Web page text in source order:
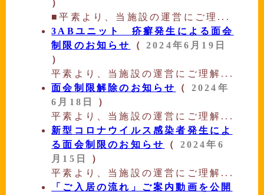
）
■平素より、当施設の運営にご理...
3ABユニット 疥癬発生による面会
制限のお知らせ
（2024年6月19日
）
平素より、当施設の運営にご理解...
面会制限解除のお知らせ
（ 2024年
6月18日
）
平素より、当施設の運営にご理解...
新型コロナウイルス感染者発生によ
る面会制限のお知らせ
（ 2024年6
月15日
）
平素より、当施設の運営にご理解...
「ご入居の流れ」ご案内動画を公開